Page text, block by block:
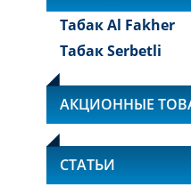
Табак Al Fakher
Табак Serbetli
АКЦИОННЫЕ
СТАТЬИ